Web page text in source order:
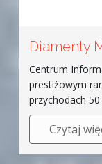
Diamenty
Centrum
prestiżowym
przychodach
Czytaj